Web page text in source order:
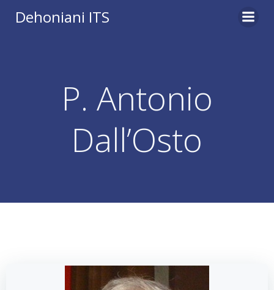
Dehoniani ITS
P. Antonio
Dall’Osto